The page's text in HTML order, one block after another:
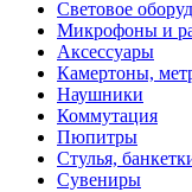
Световое
Микрофоны и
Аксессуары
Камертоны,
Наушники
Коммутация
Пюпитры
Стулья,
Сувениры